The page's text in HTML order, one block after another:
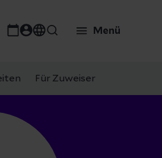
Menü
Für Zuweiser